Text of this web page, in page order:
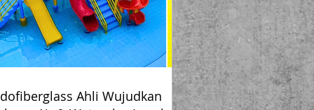
Ahli Wujudkan